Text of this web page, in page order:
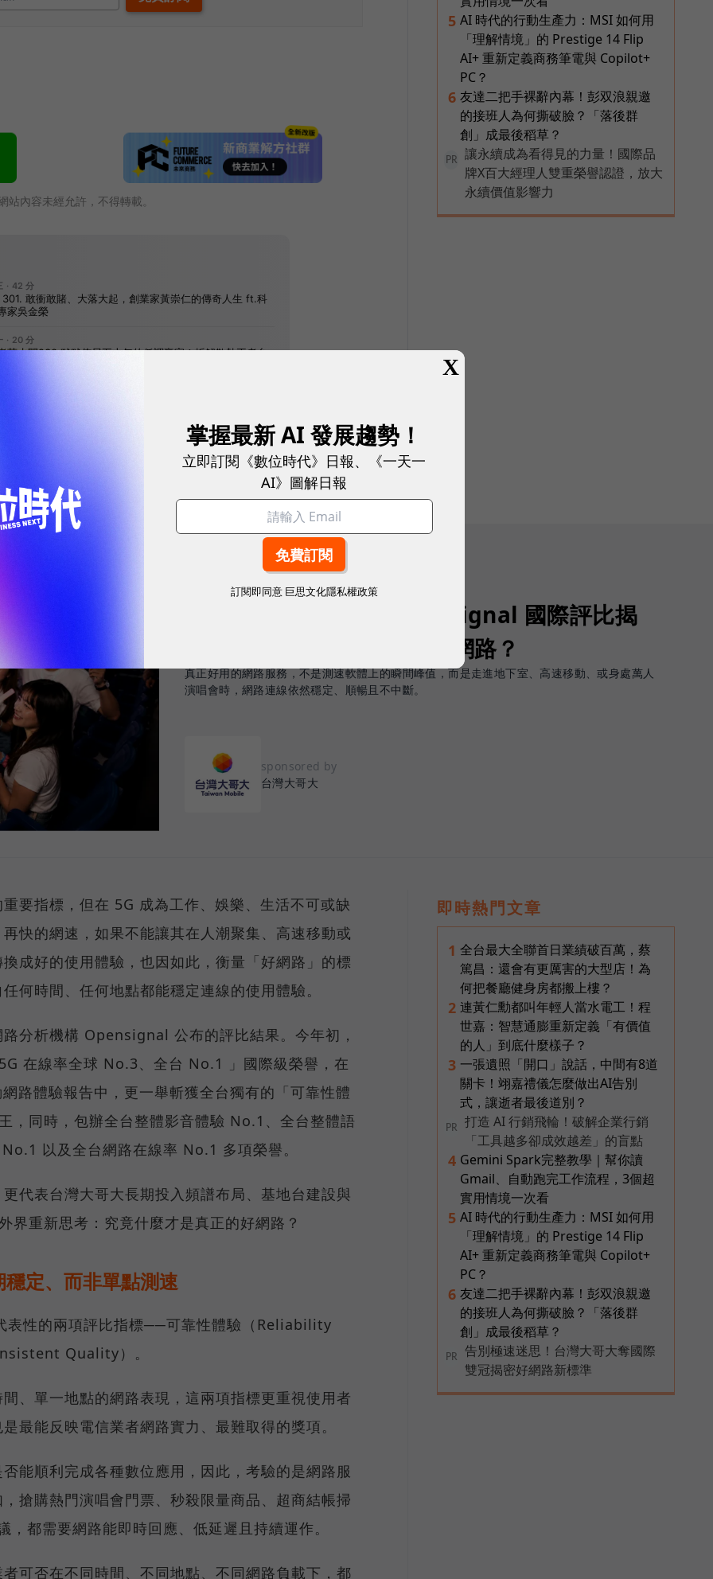
站內容未經允許，不得轉載。
5 AI 時代的行動生產力：MSI 如何用
「理解情境」的 Prestige 14 Flip
AI+ 重新定義商務筆電與 Copilot+
PC？
6 友達二把手裸辭內幕！彭双浪親邀
的接班人為何撕破臉？「落後群
創」成最後稻草？
PR
讓永續成為看得見的力量！國際品
牌X百大經理人雙重榮譽認證，放大
永續價值影響力
2026.08.03|3C生活
告別「極速迷思」！Opensignal 國際評比揭
密：什麼才是 5G 時代的好網路？
真正好用的網路服務，不是測速軟體上的瞬間峰值，而是走進地下室、高速移動、或身處萬人
演唱會時，網路連線依然穩定、順暢且不中斷。
sponsored by
台灣大哥大
要指標，但在 5G 成為工作、娛樂、生活不可或缺
快的網速，如果不能讓其在人潮聚集、高速移動或
成好的使用體驗，也因如此，衡量「好網路」的標
何時間、任何地點都能穩定連線的使用體驗。
分析機構 Opensignal 公布的評比結果。今年初，
在線率全球 No.3、全台 No.1 」國際級榮譽，在
路體驗報告中，更一舉斬獲全台獨有的「可靠性體
，同時，包辦全台整體影音體驗 No.1、全台整體語
以及全台網路在線率 No.1 多項榮譽。
代表台灣大哥大長期投入頻譜布局、基地台建設與
界重新思考：究竟什麼才是真正的好網路？
定、而非單點測速
性的兩項評比指標──可靠性體驗（Reliability
Quality）。
、單一地點的網路表現，這兩項指標更重視使用者
最能反映電信業者網路實力、最難取得的獎項。
能順利完成各種數位應用，因此，考驗的是網路服
搶購熱門演唱會門票、秒殺限量商品、超商結帳掃
都需要網路能即時回應、低延遲且持續運作。
可否在不同時間、不同地點、不同網路負載下，都
即時熱門文章
1 全台最大全聯首日業績破百萬，蔡
篤昌：還會有更厲害的大型店！為
何把餐廳健身房都搬上樓？
2 連黃仁勳都叫年輕人當水電工！程
世嘉：智慧通膨重新定義「有價值
的人」到底什麼樣子？
3 一張遺照「開口」說話，中間有8道
關卡！翊嘉禮儀怎麼做出AI告別
式，讓逝者最後道別？
PR
打造 AI 行銷飛輪！破解企業行銷
「工具越多卻成效越差」的盲點
4 Gemini Spark完整教學｜幫你讀
Gmail、自動跑完工作流程，3個超
實用情境一次看
5 AI 時代的行動生產力：MSI 如何用
「理解情境」的 Prestige 14 Flip
AI+ 重新定義商務筆電與 Copilot+
PC？
6 友達二把手裸辭內幕！彭双浪親邀
的接班人為何撕破臉？「落後群
創」成最後稻草？
PR
告別極速迷思！台灣大哥大奪國際
雙冠揭密好網路新標準
X
掌握最新 AI 發展趨勢！
立即訂閱《數位時代》日報、《一天一
AI》圖解日報
訂閱即同意 巨思文化隱私權政策